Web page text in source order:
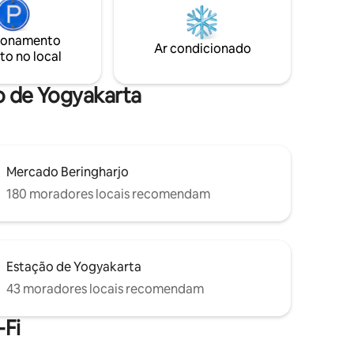
pisar em
fresca nos campos e os sons suaves da
natureza convidam-no a descontrair e a
esquecer a vida quotidiana. Um
pequeno-almoço saudável e caseiro está
no local
Ar condicionado
de Yogyakarta
Mercado Beringharjo
180 moradores locais recomendam
Estação de Yogyakarta
43 moradores locais recomendam